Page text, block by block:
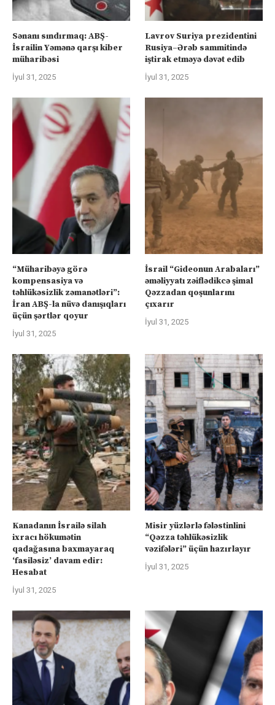
Sənanı sındırmaq: ABŞ-
İsrailin Yəmənə qarşı kiber
müharibəsi
İyul 31, 2025
Lavrov Suriya prezidentini
Rusiya–Ərəb sammitində
iştirak etməyə dəvət edib
İyul 31, 2025
“Müharibəyə görə
kompensasiya və
təhlükəsizlik zəmanətləri”:
İran ABŞ-la nüvə danışıqları
üçün şərtlər qoyur
İyul 31, 2025
İsrail “Gideonun Arabaları”
əməliyyatı zəiflədikcə şimal
Qəzzadan qoşunlarını
çıxarır
İyul 31, 2025
Kanadanın İsrailə silah
ixracı hökumətin
qadağasına baxmayaraq
‘fasiləsiz’ davam edir:
Hesabat
İyul 31, 2025
Misir yüzlərlə fələstinlini
“Qəzza təhlükəsizlik
vəzifələri” üçün hazırlayır
İyul 31, 2025